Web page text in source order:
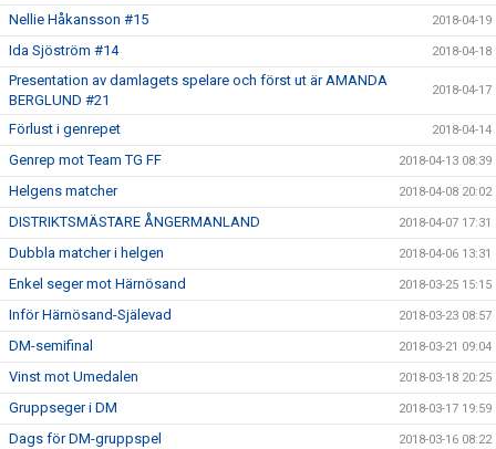
Nellie Håkansson #15 2018-04-19
Ida Sjöström #14 2018-04-18
Presentation av damlagets spelare och först ut är AMANDA
BERGLUND #21
2018-04-17
Förlust i genrepet 2018-04-14
Genrep mot Team TG FF 2018-04-13 08:39
Helgens matcher 2018-04-08 20:02
DISTRIKTSMÄSTARE ÅNGERMANLAND 2018-04-07 17:31
Dubbla matcher i helgen 2018-04-06 13:31
Enkel seger mot Härnösand 2018-03-25 15:15
Inför Härnösand-Själevad 2018-03-23 08:57
DM-semifinal 2018-03-21 09:04
Vinst mot Umedalen 2018-03-18 20:25
Gruppseger i DM 2018-03-17 19:59
Dags för DM-gruppspel 2018-03-16 08:22